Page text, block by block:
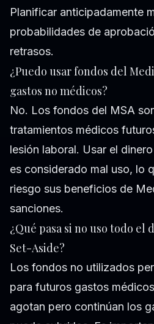
Planificar anticipadamente
probabilidades de
retrasos.
¿Puedo usar fondos del
gastos no médicos?
No. Los fondos del MSA
tratamientos médicos
lesión laboral. Usar el
es considerado mal uso, lo
riesgo sus beneficios de
sanciones.
¿Qué pasa si no uso todo el
Set-Aside?
Los fondos no utilizados
para futuros gastos
agotan pero continúan los